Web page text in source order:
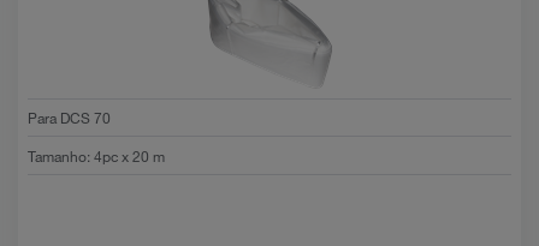
Para DCS 70
Tamanho:4pc x 20 m